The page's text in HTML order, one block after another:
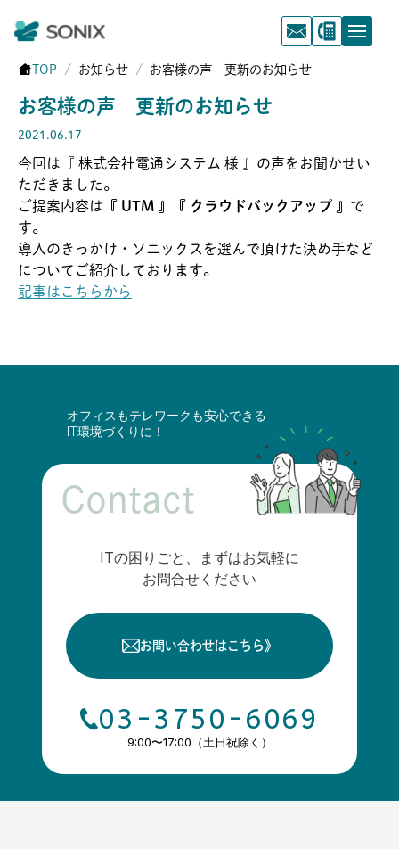
TOP お知らせ お客様の声 更新のお知らせ
お客様の声 更新のお知らせ
2021.06.17
今回は『 株式会社電通システム 様 』の声をお聞かせい
ただきました。
ご提案内容は
『 UTM 』『 クラウドバックアップ 』 で
す。
導入のきっかけ・ソニックスを選んで頂けた決め手など
についてご紹介しております。
記事はこちらから
オフィスもテレワークも安心できる
IT環境づくりに！
Contact
ITの困りごと、まずはお気軽に
お問合せください
お問い合わせはこちら 》
03-3750-6069
9:00〜17:00（土日祝除く）